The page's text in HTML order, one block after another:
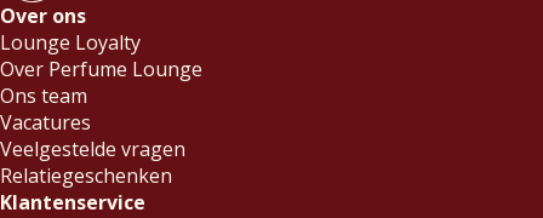
Over ons
Lounge Loyalty
Over Perfume Lounge
Ons team
Vacatures
Veelgestelde vragen
Relatiegeschenken
Klantenservice